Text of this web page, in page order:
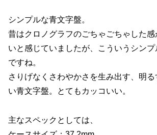
シンプルな青文字盤。
昔はクロノグラフのごちゃごちゃした
いと感じていましたが、こういうシン
ですね。
さりげなくさわやかさを生み出す、明
い青文字盤。とてもカッコいい。
主なスペックとしては、